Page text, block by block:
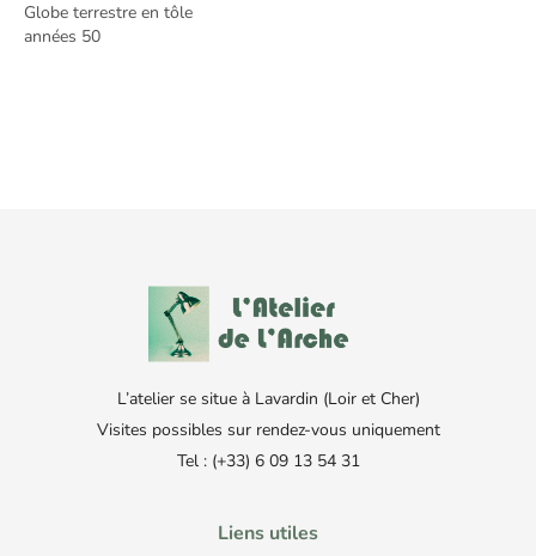
Globe terrestre en tôle
années 50
L’atelier se situe à Lavardin (Loir et Cher)
Visites possibles sur rendez-vous uniquement
Tel : (+33) 6 09 13 54 31
Liens utiles